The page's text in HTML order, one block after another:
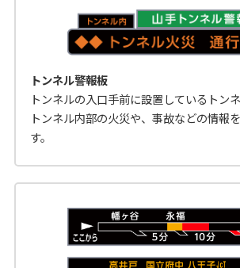
トンネル警報板
トンネルの入口手前に設置しているトン
トンネル内部の火災や、事故などの情報
す。